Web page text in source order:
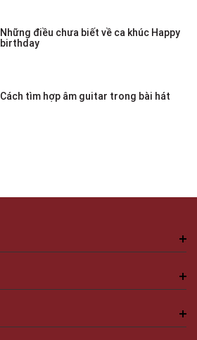
Những điều chưa biết về ca khúc Happy
birthday
Cách tìm hợp âm guitar trong bài hát